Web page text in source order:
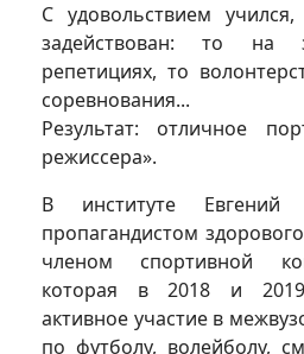
С удовольствием
задействован: то на
репетициях, то
соревнования...
Результат: отличное
режиссера».
В институте Евгений
пропагандистом
членом спортивной
которая в 2018 и
активное участие в
по футболу, волейболу,